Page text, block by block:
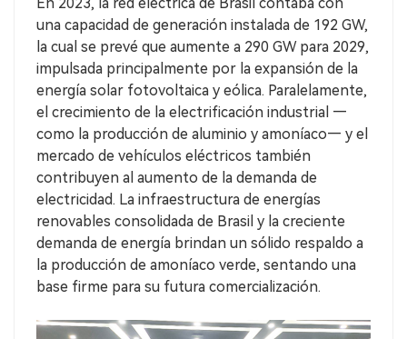
una capacidad de generación instalada de 192 GW,
la cual se prevé que aumente a 290 GW para 2029,
impulsada principalmente por la expansión de la
energía solar fotovoltaica y eólica. Paralelamente,
el crecimiento de la electrificación industrial —
como la producción de aluminio y amoníaco— y el
mercado de vehículos eléctricos también
contribuyen al aumento de la demanda de
electricidad. La infraestructura de energías
renovables consolidada de Brasil y la creciente
demanda de energía brindan un sólido respaldo a
la producción de amoníaco verde, sentando una
base firme para su futura comercialización.